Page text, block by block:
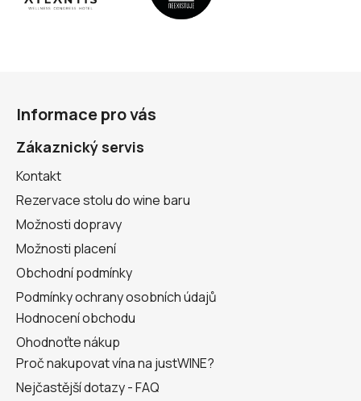
Informace pro vás
Zákaznický servis
Kontakt
Rezervace stolu do wine baru
Možnosti dopravy
Možnosti placení
Obchodní podmínky
Podmínky ochrany osobních údajů
Hodnocení obchodu
Ohodnoťte nákup
Proč nakupovat vína na justWINE?
Nejčastější dotazy - FAQ